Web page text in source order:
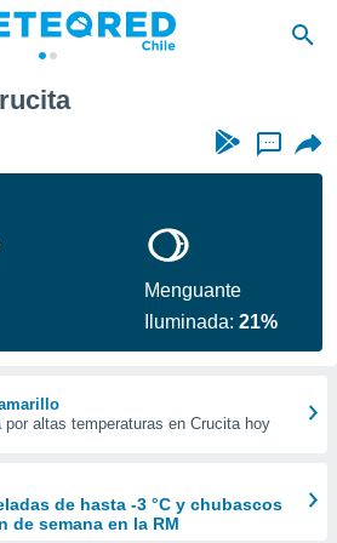
...
Menguante
Iluminada:21%
por altas temperaturas en Crucita hoy
de hasta -3 °C y chubascos
de semana en la RM